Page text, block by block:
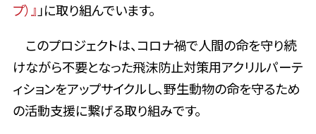
プ）』」に取り組んでいます。
このプロジェクトは、コロナ禍で人間の命を守り続
けながら不要となった飛沫防止対策用アクリルパーテ
ィションをアップサイクルし、野生動物の命を守るため
の活動支援に繋げる取り組みです。